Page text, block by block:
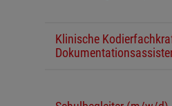
Klinische